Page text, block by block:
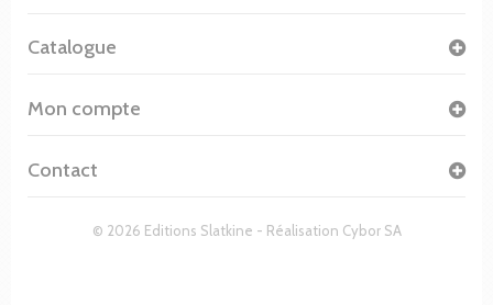
© 2026 Editions Slatkine - Réalisation Cybor SA
Catalogue
Mon compte
Contact